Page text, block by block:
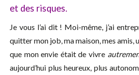
et des risques.
Je vous l’ai dit ! Moi-même, j’ai
quitter mon job, ma maison, mes amis,
que mon envie était de vivre
aujourd’hui plus heureux, plus